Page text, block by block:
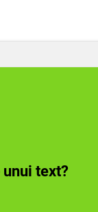
text?